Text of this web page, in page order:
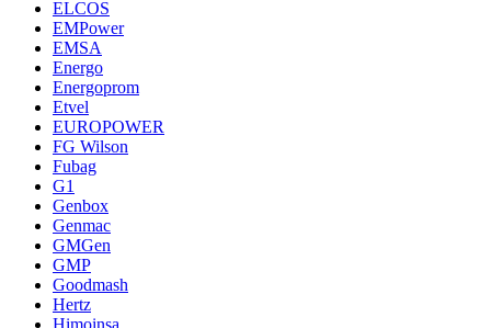
ELCOS
EMPower
EMSA
Energo
Energoprom
Etvel
EUROPOWER
FG Wilson
Fubag
G1
Genbox
Genmac
GMGen
GMP
Goodmash
Hertz
Himoinsa